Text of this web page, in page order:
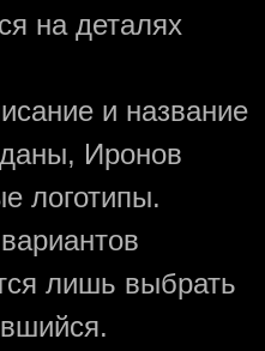
на деталях
и название
Иронов
логотипы.
лишь выбрать